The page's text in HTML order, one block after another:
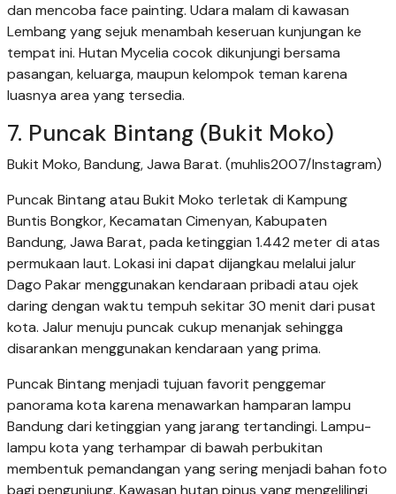
dan mencoba face painting. Udara malam di kawasan
Lembang yang sejuk menambah keseruan kunjungan ke
tempat ini. Hutan Mycelia cocok dikunjungi bersama
pasangan, keluarga, maupun kelompok teman karena
luasnya area yang tersedia.
7. Puncak Bintang (Bukit Moko)
Bukit Moko, Bandung, Jawa Barat. (muhlis2007/Instagram)
Puncak Bintang atau Bukit Moko terletak di Kampung
Buntis Bongkor, Kecamatan Cimenyan, Kabupaten
Bandung, Jawa Barat, pada ketinggian 1.442 meter di atas
permukaan laut. Lokasi ini dapat dijangkau melalui jalur
Dago Pakar menggunakan kendaraan pribadi atau ojek
daring dengan waktu tempuh sekitar 30 menit dari pusat
kota. Jalur menuju puncak cukup menanjak sehingga
disarankan menggunakan kendaraan yang prima.
Puncak Bintang menjadi tujuan favorit penggemar
panorama kota karena menawarkan hamparan lampu
Bandung dari ketinggian yang jarang tertandingi. Lampu-
lampu kota yang terhampar di bawah perbukitan
membentuk pemandangan yang sering menjadi bahan foto
bagi pengunjung. Kawasan hutan pinus yang mengelilingi